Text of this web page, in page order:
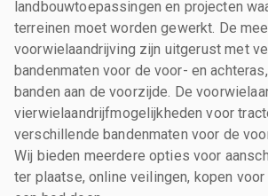
landbouwtoepassingen en projecten
terreinen moet worden gewerkt. De
voorwielaandrijving zijn uitgerust met
bandenmaten voor de voor- en
banden aan de voorzijde. De
vierwielaandrijfmogelijkheden voor
verschillende bandenmaten voor de
Wij bieden meerdere opties voor
ter plaatse, online veilingen, kopen